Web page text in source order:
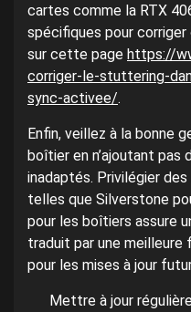
cartes comme la RTX
spécifiques pour
sur cette page https://
corriger-le-stuttering-
sync-activee/.
Enfin, veillez à la bonne
boîtier en n’ajoutant pas
inadaptés. Privilégier
telles que Silverstone
pour les boîtiers assure
traduit par une
pour les mises à jour
Mettre à jour